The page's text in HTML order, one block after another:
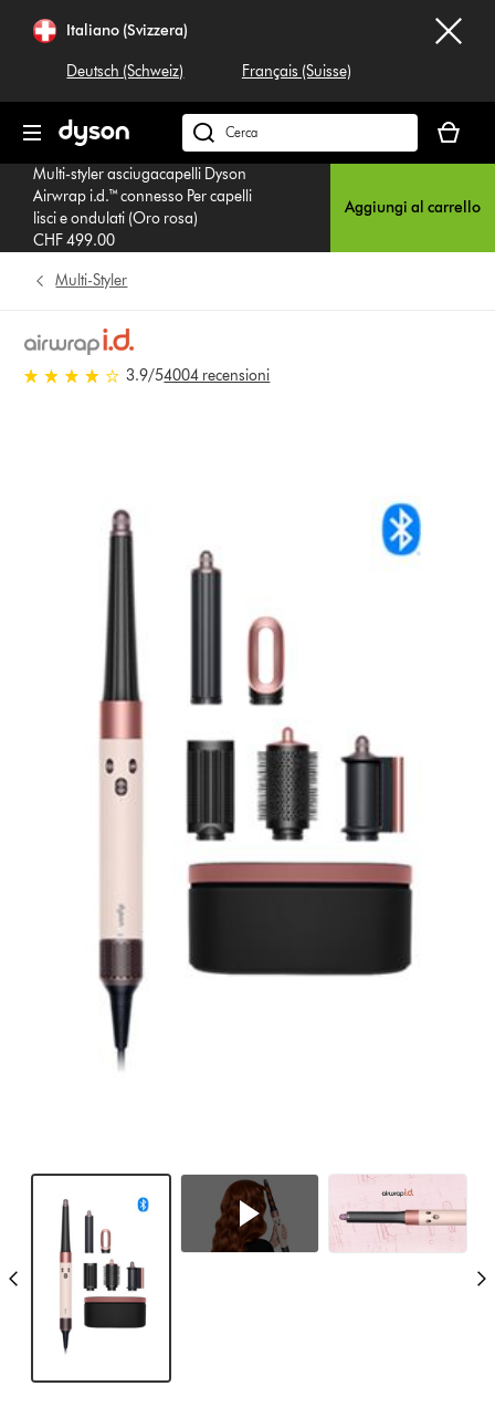
navigazioneItaliano (Svizzera)
Deutsch (Schweiz) Français (Suisse)
Cerca
su
dyson.ch
carrello
è
Multi-styler asciugacapelli Dyson
Airwrap i.d.™ connesso Per capelli
lisci e ondulati (Oro rosa)
CHF 499.00
Aggiungi al carrello
Multi-Styler
recensioni
3.9/54004 recensioni